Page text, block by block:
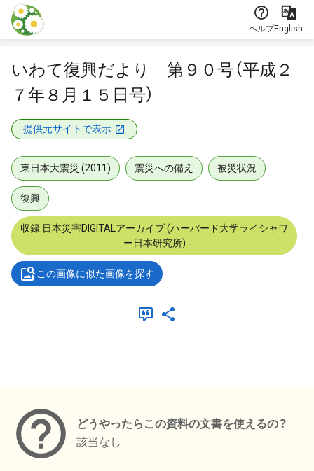
本文に飛ぶ
ヘルプEnglish
いわて復興だより 第９０号（平成２
７年８月１５日号）
提供元サイトで表示
東日本大震災 (2011) 震災への備え 被災状況
復興
収録:日本災害DIGITALアーカイブ (ハーバード大学ライシャワ
ー日本研究所)
この画像に似た画像を探す
どうやったらこの資料の文書を使えるの？
該当なし